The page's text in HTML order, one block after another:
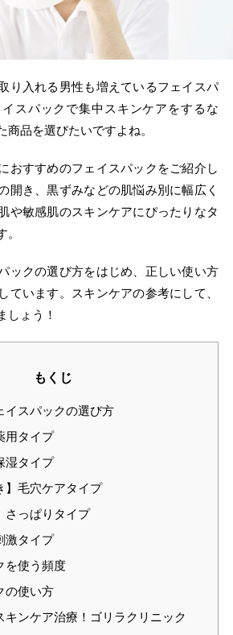
り入れる男性も増えているフェイスパ
スパックで集中スキンケアをするな
商品を選びたいですよね。
おすすめのフェイスパックをご紹介し
開き、黒ずみなどの肌悩み別に幅広く
や敏感肌のスキンケアにぴったりなタ
ックの選び方をはじめ、正しい使い方
ています。スキンケアの参考にして、
しょう！
もくじ
イスパックの選び方
用タイプ
湿タイプ
】毛穴ケアタイプ
さっぱりタイプ
激タイプ
を使う頻度
の使い方
キンケア治療！ゴリラクリニック